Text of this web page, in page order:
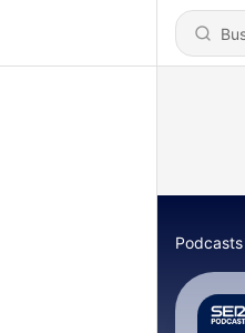
Podcasts